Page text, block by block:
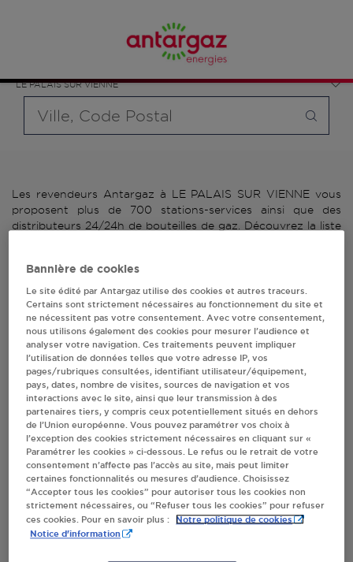
LE PALAIS SUR VIENNE
bouteille souhaité et le type de point de vente (revendeur /
distributeur automatique de bouteilles de gaz ou station GPL
carburant)
Les revendeurs Antargaz à LE PALAIS SUR VIENNE vous
proposent plus de 700 stations-services ainsi que des
distributeurs 24/24h de bouteilles de gaz. Découvrez la liste
distributeurs de bouteilles de gaz.
2 revendeur(s) Antargaz
à LE PALAIS SUR VIENNE
Villes
DISTRIBUTEUR AUTOMATIQUE 24/24
SYSTÈME U LE PALAIS SUR VIENNE
33 ALLEE LOUIS ARAGON
ROUTE DE LIMOGES
87410LE PALAIS SUR VIENNE
Bannière de cookies
Le site édité par Antargaz utilise des cookies et autres traceurs.
Certains sont strictement nécessaires au fonctionnement du site et
ne nécessitent pas votre consentement. Avec votre consentement,
nous utilisons également des cookies pour mesurer l’audience et
analyser votre navigation. Ces traitements peuvent impliquer
l’utilisation de données telles que votre adresse IP, vos
pages/rubriques consultées, identifiant utilisateur/équipement,
pays, dates, nombre de visites, sources de navigation et vos
interactions avec le site, ainsi que leur transmission à des
partenaires tiers, y compris ceux potentiellement situés en dehors
de l’Union européenne. Vous pouvez paramétrer vos choix à
l’exception des cookies strictement nécessaires en cliquant sur «
Paramétrer les cookies » ci-dessous. Le refus ou le retrait de votre
consentement n’affecte pas l’accès au site, mais peut limiter
certaines fonctionnalités ou mesures d’audience. Choisissez
“Accepter tous les cookies” pour autoriser tous les cookies non
strictement nécessaires, ou “Refuser tous les cookies” pour refuser
ces cookies. Pour en savoir plus :
Notre politique de cookies
Notice d'information